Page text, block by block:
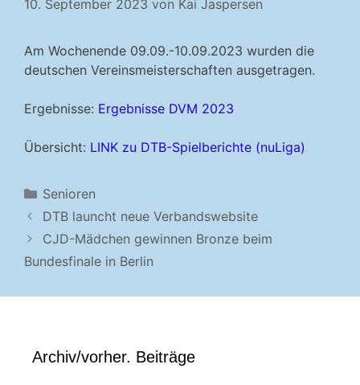
10. September 2023 von Kai Jaspersen
Am Wochenende 09.09.-10.09.2023 wurden die
deutschen Vereinsmeisterschaften ausgetragen.
Ergebnisse: Ergebnisse DVM 2023
Übersicht: LINK zu DTB-Spielberichte (nuLiga)
Kategorien
Senioren
DTB launcht neue Verbandswebsite
CJD-Mädchen gewinnen Bronze beim
Bundesfinale in Berlin
Archiv/vorher. Beiträge